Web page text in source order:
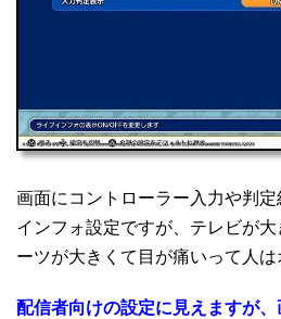
画面にコントローラー入力や判
インフォ設定ですが、テレビが
ーツが大きくて目が痛いって人は
配信者向けの設定に見えますが